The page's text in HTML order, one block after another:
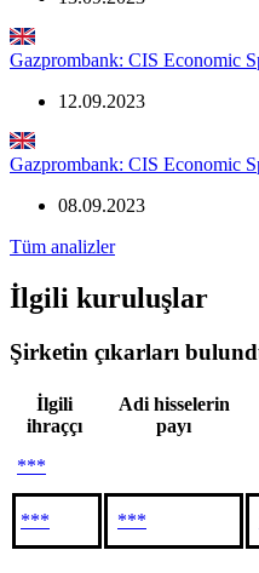
Gazprombank: CIS Economic
12.09.2023
Gazprombank: CIS Economic
08.09.2023
Tüm analizler
İlgili kuruluşlar
Şirketin çıkarları
İlgili
ihraççı
Adi hisselerin
payı
***
*** ***